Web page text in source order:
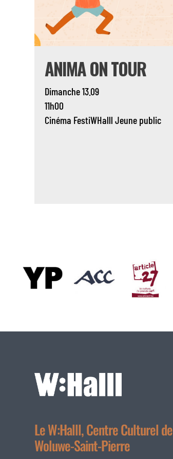
ANIMA ON TOUR
Dimanche 13.09
11h00
Cinéma FestiWHalll Jeune public
Le W:Halll, Centre Culturel de
Woluwe-Saint-Pierre